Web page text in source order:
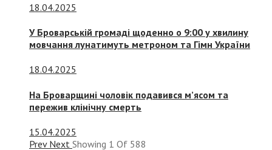
18.04.2025
У Броварській громаді щоденно о 9:00 у хвилину
мовчання лунатимуть метроном та Гімн України
18.04.2025
На Броварщині чоловік подавився м’ясом та
пережив клінічну смерть
15.04.2025
Prev Next Showing 1 Of 588